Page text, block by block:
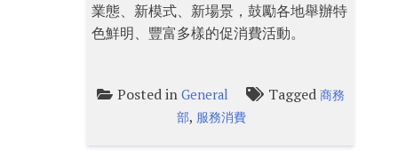
業態、新模式、新場景，鼓勵各地舉辦特
色鮮明、豐富多樣的促消費活動。
Posted in General Tagged 商務
部, 服務消費